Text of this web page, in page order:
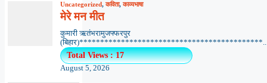
Uncategorized,कविता,काव्यभाषा
मेरे मन मीत
कुमारी ऋतंभरामुजफ्फरपुर
Total Views : 17
August 5, 2026